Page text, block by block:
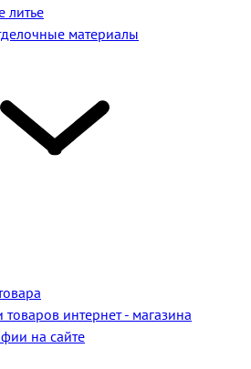
литье
материалы
интернет - магазина
на сайте